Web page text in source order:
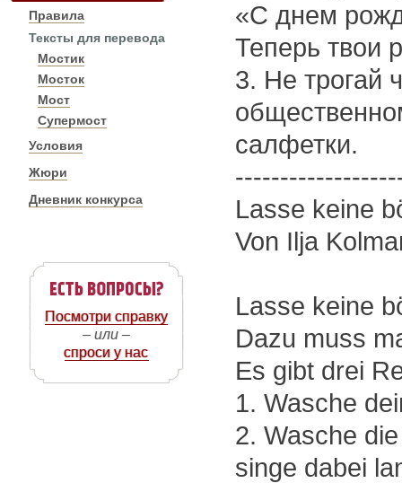
Правила
Тексты для перевода
Мостик
Мосток
Мост
Супермост
Условия
Жюри
Дневник конкурса
Посмотри справку
– или –
спроси у нас
«С днем
Теперь твои
3. Не трогай
салфетки.
Lasse keine
Von Ilja
Lasse keine
Dazu muss
Es gibt drei
1. Wasche
2. Wasche
singe dabei